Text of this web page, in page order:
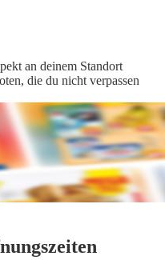
an deinem Standort
die du nicht verpassen